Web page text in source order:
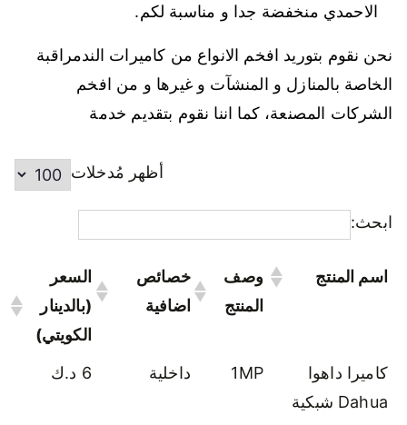
الاحمدي منخفضة جدا و مناسبة لكم.
نحن نقوم بتوريد افخم الانواع من كاميرات الندمراقبة
الخاصة بالمنازل و المنشآت و غيرها و من افخم
الشركات المصنعة، كما اننا نقوم بتقديم خدمة
أظهر مُدخلات
ابحث:
اسم المنتج
وصف
المنتج
خصائص
اضافية
السعر
(بالدينار
الكويتي)
كاميرا داهوا
Dahua شبكية
1MP داخلية 6 د.ك